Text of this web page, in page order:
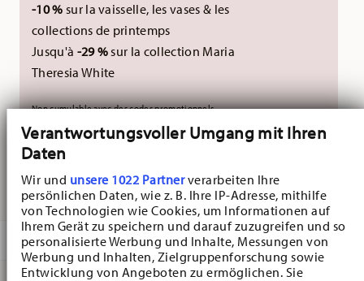
Verantwortungsvoller Umgang mit Ihren
Daten
Wir und unsere 1022 Partnerverarbeiten Ihre
persönlichen Daten, wie z. B. Ihre IP-Adresse, mithilfe
von Technologien wie Cookies, um Informationen auf
Ihrem Gerät zu speichern und darauf zuzugreifen und so
personalisierte Werbung und Inhalte, Messungen von
Werbung und Inhalten, Zielgruppenforschung sowie
Entwicklung von Angeboten zu ermöglichen. Sie
-10 % sur la vaisselle, les vases & les
collections de printemps
Jusqu'à -29 %sur la collection Maria
Theresia White
Non cumulable avec des codes promotionnels
externes.
LIVRÉ EN 5-7 JOURS OUVRABLES
DESCRIPTION